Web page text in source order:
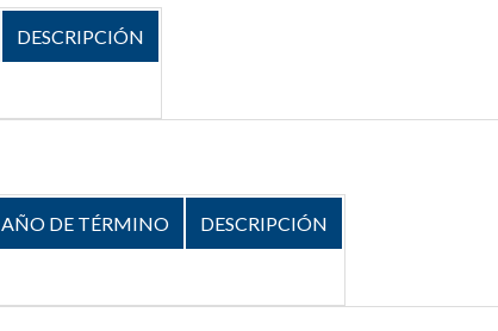
DESCRIPCIÓN
AÑO DE TÉRMINO DESCRIPCIÓN